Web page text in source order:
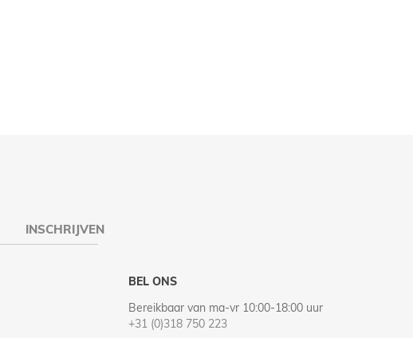
INSCHRIJVEN
BEL ONS
Bereikbaar van ma-vr 10:00-18:00 uur
+31 (0)318 750 223